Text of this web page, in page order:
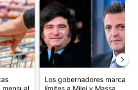
con el título "Inflación: economistas
Un artículo de tendencia
Los gobernadores marcan